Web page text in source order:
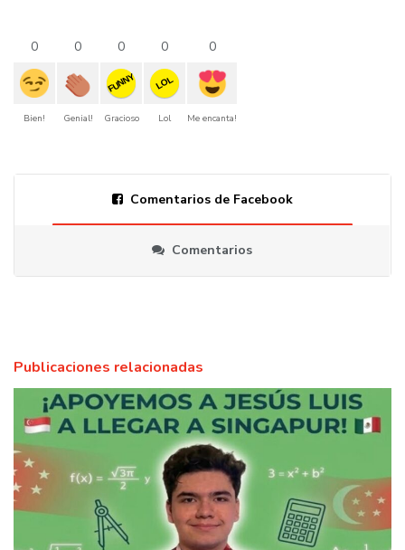
0
Bien!
0
Genial!
0
FUNNY
Gracioso
0
LOL
Lol
0
Me encanta!
Comentarios de Facebook
Comentarios
Publicaciones relacionadas